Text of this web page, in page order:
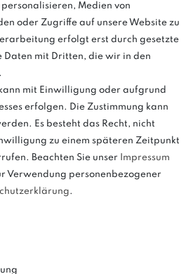
Ortstarif, Preise aus dem Mobilfunknetz
Provider).
und
weitere.
Medien von
oder Zugriffe auf unsere Website zu
erfolgt erst durch gesetzte
Daten mit Dritten, die wir in den
mit Einwilligung oder aufgrund
erfolgen. Die Zustimmung kann
Es besteht das Recht, nicht
zu einem späteren Zeitpunkt
Beachten Sie unser
Impressum
Verwendung personenbezogener
.
sondern lediglich
zur unverbindlichen
seitens des Herstellers dar.